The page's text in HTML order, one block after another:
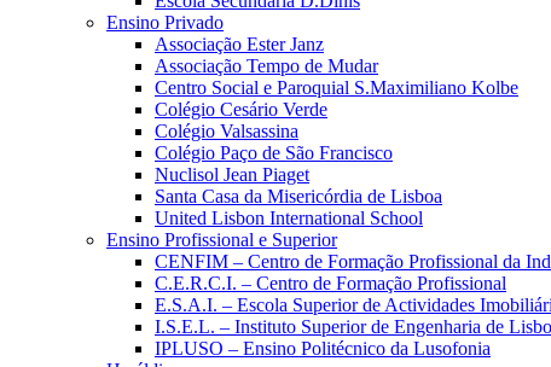
Ensino Privado
Associação Ester Janz
Associação Tempo de Mudar
Centro Social e Paroquial S.Maximiliano Kolbe
Colégio Cesário Verde
Colégio Valsassina
Colégio Paço de São Francisco
Nuclisol Jean Piaget
Santa Casa da Misericórdia de Lisboa
United Lisbon International School
Ensino Profissional e Superior
CENFIM – Centro de Formação Profissional da
C.E.R.C.I. – Centro de Formação Profissional
E.S.A.I. – Escola Superior de Actividades
I.S.E.L. – Instituto Superior de Engenharia de
IPLUSO – Ensino Politécnico da Lusofonia